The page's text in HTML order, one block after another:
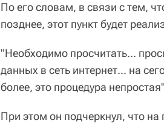
По его словам, в связи с тем,
позднее, этот пункт будет
"Необходимо просчитать...
данных в сеть интернет... на
более, это процедура
При этом он подчеркнул, что